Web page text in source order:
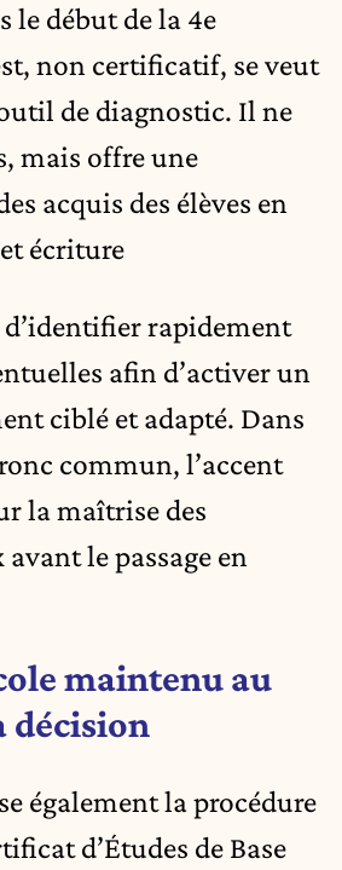
le début de la 4e
non certificatif, se veut
de diagnostic. Il ne
mais offre une
acquis des élèves en
écriture
rapidement
afin d’activer un
ciblé et adapté. Dans
commun, l’accent
la maîtrise des
le passage en
maintenu au
décision
également la procédure
d’Études de Base